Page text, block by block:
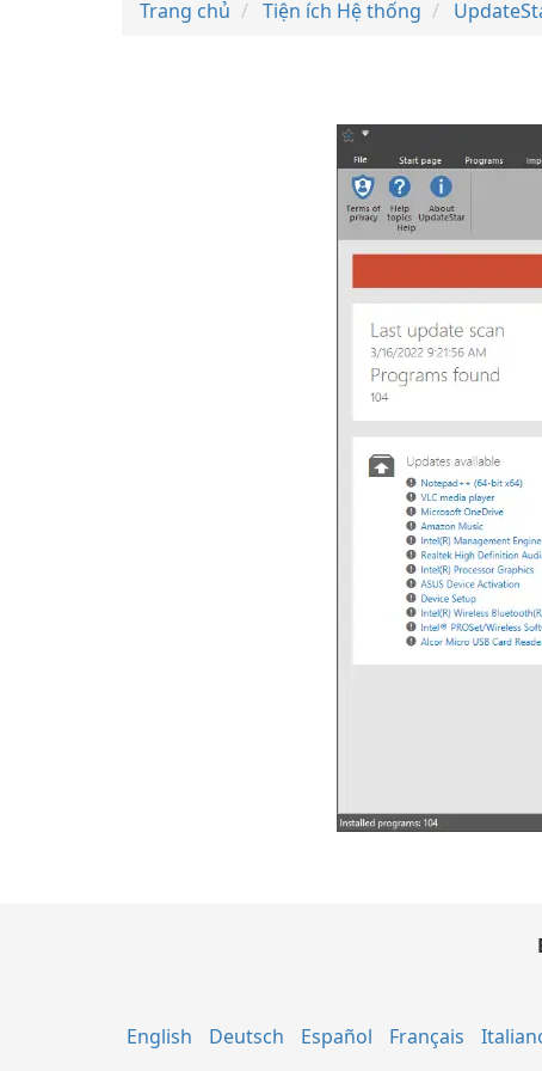
Trang chủ Tiện ích Hệ thống
English Deutsch Español Français